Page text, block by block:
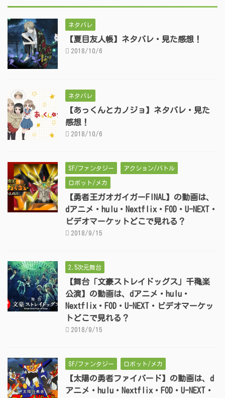
ネタバレ
【夏目友人帳】ネタバレ・見た感想！
2018/10/6
ネタバレ
【あっくんとカノジョ】ネタバレ・見た
感想！
2018/10/6
SF/ファンタジー アクション/バトル
ロボット/メカ
【勇者王ガオガイガーFINAL】の動画は、
dアニメ・hulu・Nextflix・FOD・U-NEXT・
ビデオマーケットどこで見れる？
2018/9/15
2.5次元舞台
【舞台「文豪ストレイドッグス」千穐楽
公演】の動画は、dアニメ・hulu・
Nextflix・FOD・U-NEXT・ビデオマーケッ
トどこで見れる？
2018/9/15
SF/ファンタジー ロボット/メカ
【太陽の勇者ファイバード】の動画は、d
アニメ・hulu・Nextflix・FOD・U-NEXT・